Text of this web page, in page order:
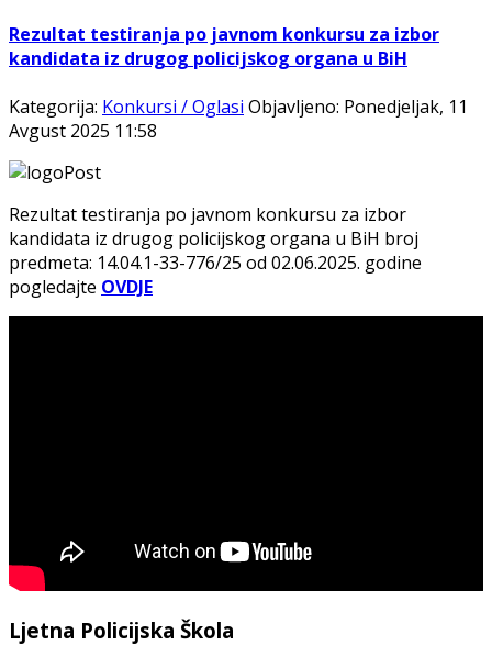
Rezultat testiranja po javnom konkursu za izbor
kandidata iz drugog policijskog organa u BiH
Kategorija: Konkursi / Oglasi Objavljeno: Ponedjeljak, 11
Avgust 2025 11:58
Rezultat testiranja po javnom konkursu za izbor
kandidata iz drugog policijskog organa u BiH broj
predmeta: 14.04.1-33-776/25 od 02.06.2025. godine
pogledajte OVDJE
Ljetna Policijska Škola